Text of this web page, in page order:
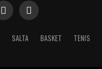
SALTA BASKET TENIS